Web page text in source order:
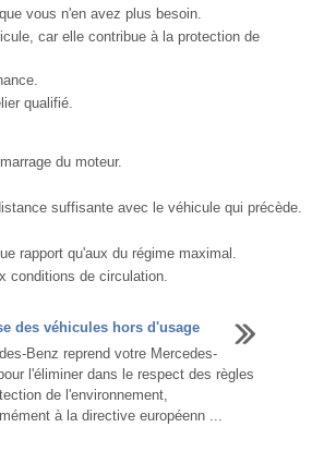
vous n'en avez plus besoin.
car elle contribue à la protection de
qualifié.
du moteur.
suffisante avec le véhicule qui précède.
rapport qu'aux du régime maximal.
conditions de circulation.
des véhicules hors d'usage
Benz reprend votre Mercedes-
l'éliminer dans le respect des règles
de l'environnement,
à la directive européenn ...